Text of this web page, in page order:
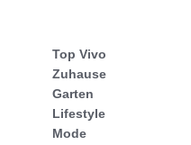
Top Vivo
Zuhause
Garten
Lifestyle
Mode